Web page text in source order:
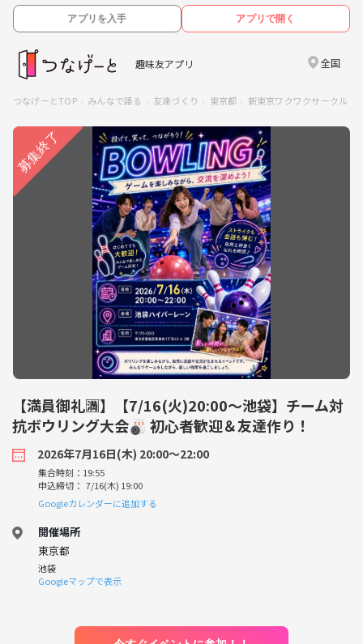
アプリを入手 アプリで開く
趣味友アプリ 全国
つなげーとTOP みんなで語る 友達づくり 東京都 新東京ワクワクサークル
【満員御礼🈵】【7/16(火)20:00～池袋】チーム対
抗ボウリング大会🎳 初心者歓迎＆友達作り！
2026年7月16日(木) 20:00〜22:00
集合時刻：19:55
申込締切： 7/16(木) 19:00
Googleカレンダーに追加する
開催場所
東京都
池袋
Googleマップで表示